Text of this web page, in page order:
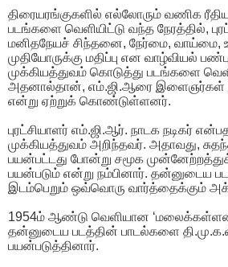
திரையரங்குகளில் எல்லோரும் வணிக
படங்களை வெளியிட்டு வந்த நேரத்தில்,
மனிதநேயச் சிந்தனை, நேர்மை, வாய்மை,
முதியோருக்கு மதிப்பு என வாழ்வியல்
முக்கியத்துவம் கொடுத்து படங்களை
அதனால்தான், எம்.ஜி.ஆரை இளைஞர்கள்
என்று ஏற்றுக் கொண்டுள்ளனர்.
புரட்சியாளர் எம்.ஜி.ஆர். நாடக நடிகர்
முக்கியத்துவம் அறிந்தவர். அதாவது,
பயன்பட்டது போன்று சமூக
பயன்படும் என்று நம்பினார். தன்னுடைய
இடம்பெறும் ஒவ்வொரு வார்த்தைக்கும்
1954ம் ஆண்டு வெளியான
தன்னுடைய படத்தின் பாடல்களை
பயன்படுத்தினார்.